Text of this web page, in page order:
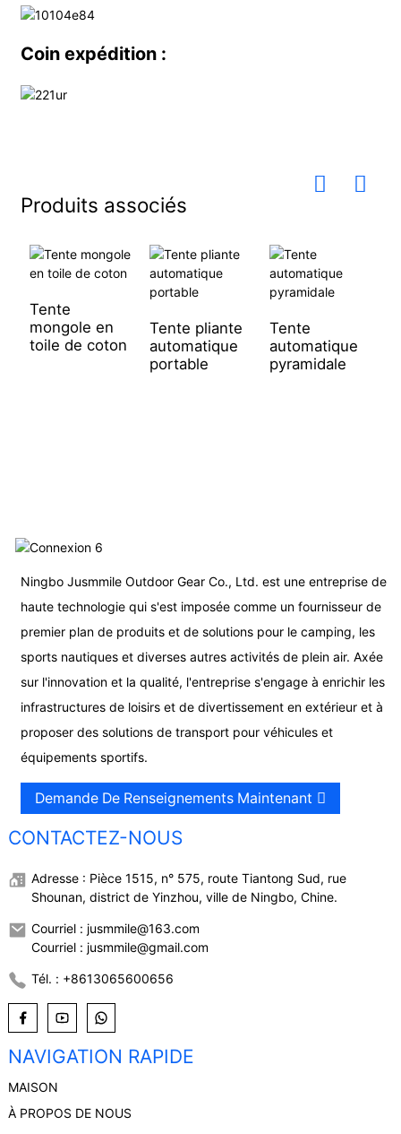
Coin expédition :
Produits associés
Tente
mongole en
toile de coton
Tente pliante
automatique
portable
Tente
automatique
pyramidale
Ningbo Jusmmile Outdoor Gear Co., Ltd. est une entreprise de
haute technologie qui s'est imposée comme un fournisseur de
premier plan de produits et de solutions pour le camping, les
sports nautiques et diverses autres activités de plein air. Axée
sur l'innovation et la qualité, l'entreprise s'engage à enrichir les
infrastructures de loisirs et de divertissement en extérieur et à
proposer des solutions de transport pour véhicules et
équipements sportifs.
Demande De Renseignements Maintenant
CONTACTEZ-NOUS
Adresse : Pièce 1515, n° 575, route Tiantong Sud, rue
Shounan, district de Yinzhou, ville de Ningbo, Chine.
Courriel : jusmmile@163.com
Courriel : jusmmile@gmail.com
Tél. : +8613065600656
NAVIGATION RAPIDE
MAISON
À PROPOS DE NOUS